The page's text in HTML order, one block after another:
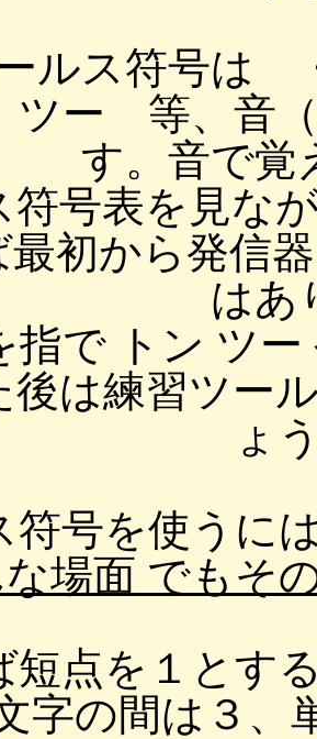
ルス符号は
ー 等、音
す。音で覚
符号表を見な
最初から発信
はあ
指で トン ツ
後は練習ツー
ょ
符号を使うに
場面 でもそ
短点を１とす
字の間は３、